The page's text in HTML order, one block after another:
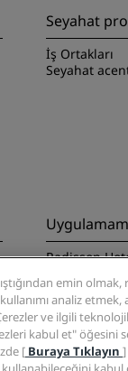
Seyahat
İş Ortakları
Seyahat
Radisson
emin
analiz etmek,
ve ilgili
kabul et" öğesini
[ Buraya Tıklayın